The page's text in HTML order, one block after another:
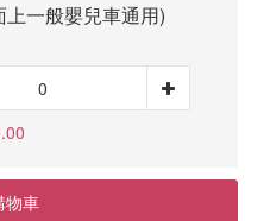
一般嬰兒車通用)
物車